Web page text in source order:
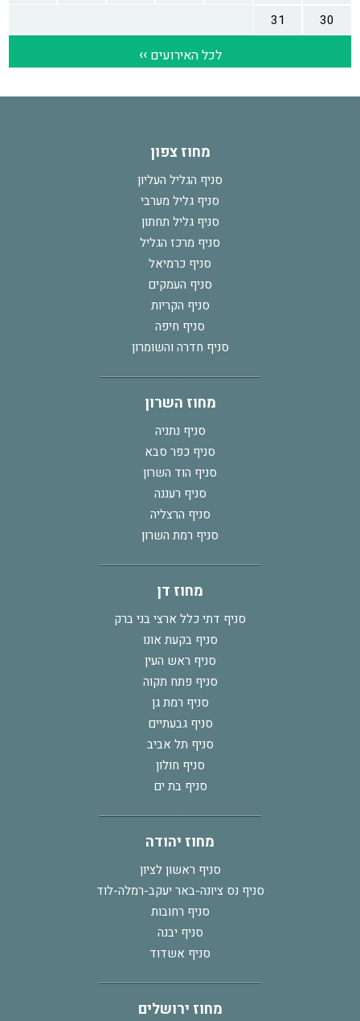
מחוז צפון
סניף הגליל העליון
סניף גליל מערבי
סניף גליל תחתון
סניף מרכז הגליל
סניף כרמיאל
סניף העמקים
סניף הקריות
סניף חיפה
סניף חדרה והשומרון
מחוז השרון
סניף נתניה
סניף כפר סבא
סניף הוד השרון
סניף רעננה
סניף הרצליה
סניף רמת השרון
מחוז דן
סניף דתי כלל ארצי בני ברק
סניף בקעת אונו
סניף ראש העין
סניף פתח תקוה
סניף רמת גן
סניף גבעתיים
סניף תל אביב
סניף חולון
סניף בת ים
מחוז יהודה
סניף ראשון לציון
סניף נס ציונה-באר יעקב-רמלה-לוד
סניף רחובות
סניף יבנה
סניף אשדוד
מחוז ירושלים